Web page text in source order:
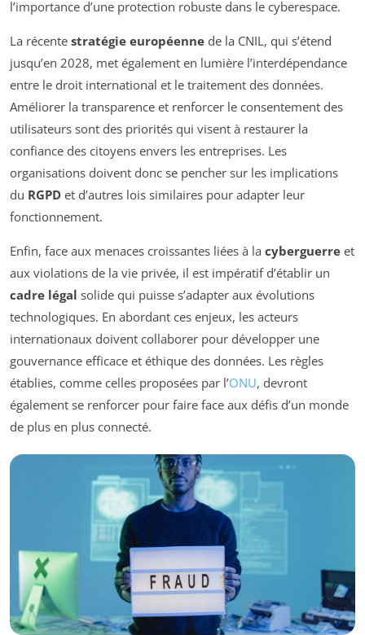
l’importance d’une protection robuste dans le cyberespace.
La récente stratégie européenne de la CNIL, qui s’étend
jusqu’en 2028, met également en lumière l’interdépendance
entre le droit international et le traitement des données.
Améliorer la transparence et renforcer le consentement des
utilisateurs sont des priorités qui visent à restaurer la
confiance des citoyens envers les entreprises. Les
organisations doivent donc se pencher sur les implications
du RGPD et d’autres lois similaires pour adapter leur
fonctionnement.
Enfin, face aux menaces croissantes liées à la cyberguerre et
aux violations de la vie privée, il est impératif d’établir un
cadre légal solide qui puisse s’adapter aux évolutions
technologiques. En abordant ces enjeux, les acteurs
internationaux doivent collaborer pour développer une
gouvernance efficace et éthique des données. Les règles
établies, comme celles proposées par l’ONU, devront
également se renforcer pour faire face aux défis d’un monde
de plus en plus connecté.